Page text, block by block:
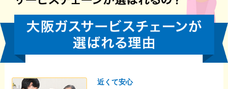
近くて安心